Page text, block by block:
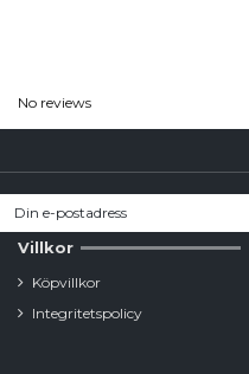
No reviews
Villkor
Köpvillkor
Integritetspolicy